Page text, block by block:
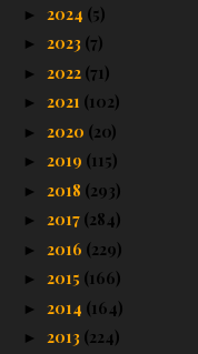
► 2024 (5)
► 2023 (7)
► 2022 (71)
► 2021 (102)
► 2020 (20)
► 2019 (115)
► 2018 (293)
► 2017 (284)
► 2016 (229)
► 2015 (166)
► 2014 (164)
► 2013 (224)